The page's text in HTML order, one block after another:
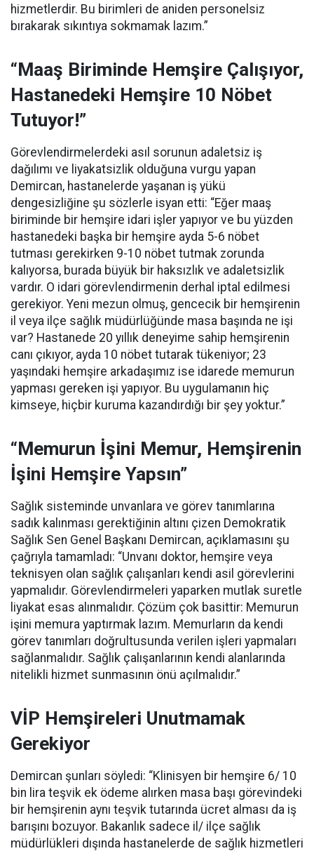
hizmetlerdir. Bu birimleri de aniden personelsiz
bırakarak sıkıntıya sokmamak lazım.”
“Maaş Biriminde Hemşire Çalışıyor,
Hastanedeki Hemşire 10 Nöbet
Tutuyor!”
Görevlendirmelerdeki asıl sorunun adaletsiz iş
dağılımı ve liyakatsizlik olduğuna vurgu yapan
Demircan, hastanelerde yaşanan iş yükü
dengesizliğine şu sözlerle isyan etti: “Eğer maaş
biriminde bir hemşire idari işler yapıyor ve bu yüzden
hastanedeki başka bir hemşire ayda 5-6 nöbet
tutması gerekirken 9-10 nöbet tutmak zorunda
kalıyorsa, burada büyük bir haksızlık ve adaletsizlik
vardır. O idari görevlendirmenin derhal iptal edilmesi
gerekiyor. Yeni mezun olmuş, gencecik bir hemşirenin
il veya ilçe sağlık müdürlüğünde masa başında ne işi
var? Hastanede 20 yıllık deneyime sahip hemşirenin
canı çıkıyor, ayda 10 nöbet tutarak tükeniyor; 23
yaşındaki hemşire arkadaşımız ise idarede memurun
yapması gereken işi yapıyor. Bu uygulamanın hiç
kimseye, hiçbir kuruma kazandırdığı bir şey yoktur.”
“Memurun İşini Memur, Hemşirenin
İşini Hemşire Yapsın”
Sağlık sisteminde unvanlara ve görev tanımlarına
sadık kalınması gerektiğinin altını çizen Demokratik
Sağlık Sen Genel Başkanı Demircan, açıklamasını şu
çağrıyla tamamladı: “Unvanı doktor, hemşire veya
teknisyen olan sağlık çalışanları kendi asil görevlerini
yapmalıdır. Görevlendirmeleri yaparken mutlak suretle
liyakat esas alınmalıdır. Çözüm çok basittir: Memurun
işini memura yaptırmak lazım. Memurların da kendi
görev tanımları doğrultusunda verilen işleri yapmaları
sağlanmalıdır. Sağlık çalışanlarının kendi alanlarında
nitelikli hizmet sunmasının önü açılmalıdır.”
VİP Hemşireleri Unutmamak
Gerekiyor
Demircan şunları söyledi: “Klinisyen bir hemşire 6/ 10
bin lira teşvik ek ödeme alırken masa başı görevindeki
bir hemşirenin aynı teşvik tutarında ücret alması da iş
barışını bozuyor. Bakanlık sadece il/ ilçe sağlık
müdürlükleri dışında hastanelerde de sağlık hizmetleri